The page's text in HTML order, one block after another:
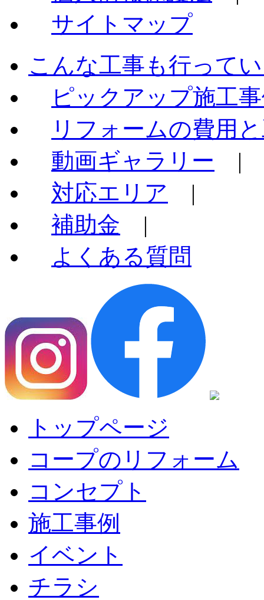
サイトマップ
こんな工事も行って
ピックアップ施工
リフォームの費用
動画ギャラリー |
対応エリア |
補助金 |
よくある質問
トップページ
コープのリフォーム
コンセプト
施工事例
イベント
チラシ